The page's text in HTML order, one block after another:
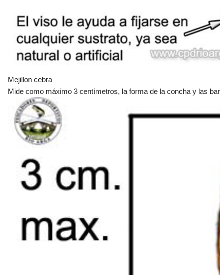
Mejillon cebra
Mide como máximo 3 centímetros, la forma de la concha y las